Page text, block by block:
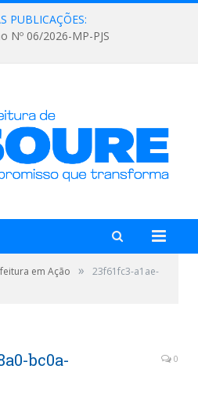
PUBLICAÇÕES:
Nº 06/2026-MP-PJS
em Ação »
23f61fc3-a1ae-
bc0a-
0